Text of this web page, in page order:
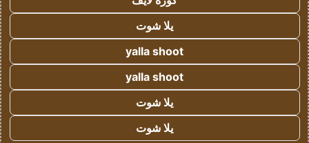
يلا شوت
yalla shoot
yalla shoot
يلا شوت
يلا شوت